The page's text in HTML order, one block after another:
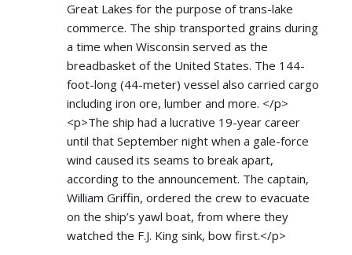
Great Lakes for the purpose of trans-lake
commerce. The ship transported grains during
a time when Wisconsin served as the
breadbasket of the United States. The 144-
foot-long (44-meter) vessel also carried cargo
including iron ore, lumber and more. </p>
<p>The ship had a lucrative 19-year career
until that September night when a gale-force
wind caused its seams to break apart,
according to the announcement. The captain,
William Griffin, ordered the crew to evacuate
on the ship’s yawl boat, from where they
watched the F.J. King sink, bow first.</p>